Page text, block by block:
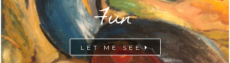
Fun
LET ME SEE